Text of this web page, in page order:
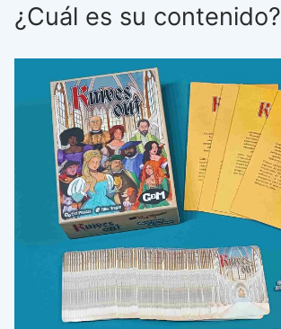
¿Cuál es su contenido?